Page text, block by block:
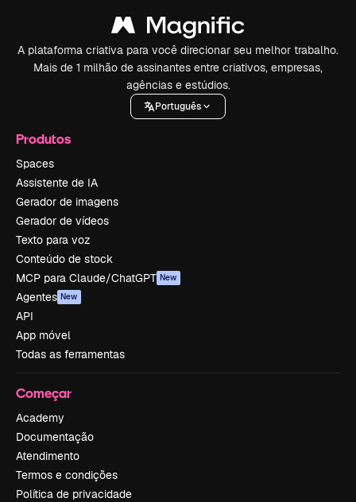
A plataforma criativa para você direcionar seu melhor trabalho.
Mais de 1 milhão de assinantes entre criativos, empresas,
agências e estúdios.
Português
Produtos
Spaces
Assistente de IA
Gerador de imagens
Gerador de vídeos
Texto para voz
Conteúdo de stock
MCP para Claude/ChatGPT New
Agentes New
API
App móvel
Todas as ferramentas
Começar
Academy
Documentação
Atendimento
Termos e condições
Política de privacidade